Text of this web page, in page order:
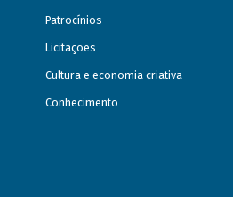
Patrocínios
Licitações
Cultura e economia criativa
Conhecimento